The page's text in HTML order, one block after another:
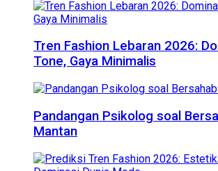
Tren Fashion Lebaran 2026:
Tone, Gaya Minimalis
Pandangan Psikolog soal
Mantan